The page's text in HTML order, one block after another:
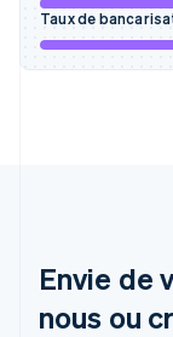
Taux de
Envie de
nous ou
Hongrie
English
Lettonie
English